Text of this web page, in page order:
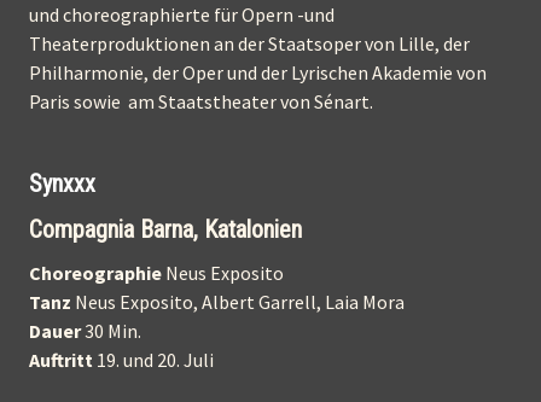
und choreographierte für Opern -und
Theaterproduktionen an der Staatsoper von Lille, der
Philharmonie, der Oper und der Lyrischen Akademie von
Paris sowie am Staatstheater von Sénart.
Synxxx
Compagnia Barna, Katalonien
Choreographie Neus Exposito
Tanz Neus Exposito, Albert Garrell, Laia Mora
Dauer30 Min.
Auftritt 19. und 20. Juli